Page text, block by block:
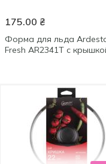
175.00 ₴
Форма для льда
Fresh AR2341T с